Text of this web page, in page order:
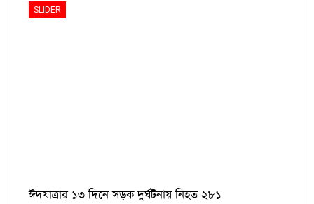
SLIDER
ঈদযাত্রার ১৩ দিনে সড়ক দুর্ঘটনায় নিহত ২৮১